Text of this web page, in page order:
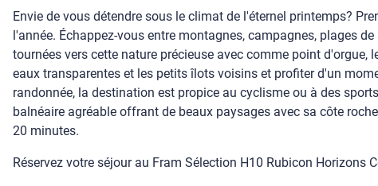
Envie de vous détendre sous le climat de l'éternel printemps?
l'année. Échappez-vous entre montagnes, campagnes, plages
tournées vers cette nature précieuse avec comme point
eaux transparentes et les petits îlots voisins et profiter d'un
randonnée, la destination est propice au cyclisme ou à des
balnéaire agréable offrant de beaux paysages avec sa côte
20 minutes.
Réservez votre séjour au Fram Sélection H10 Rubicon Horizons